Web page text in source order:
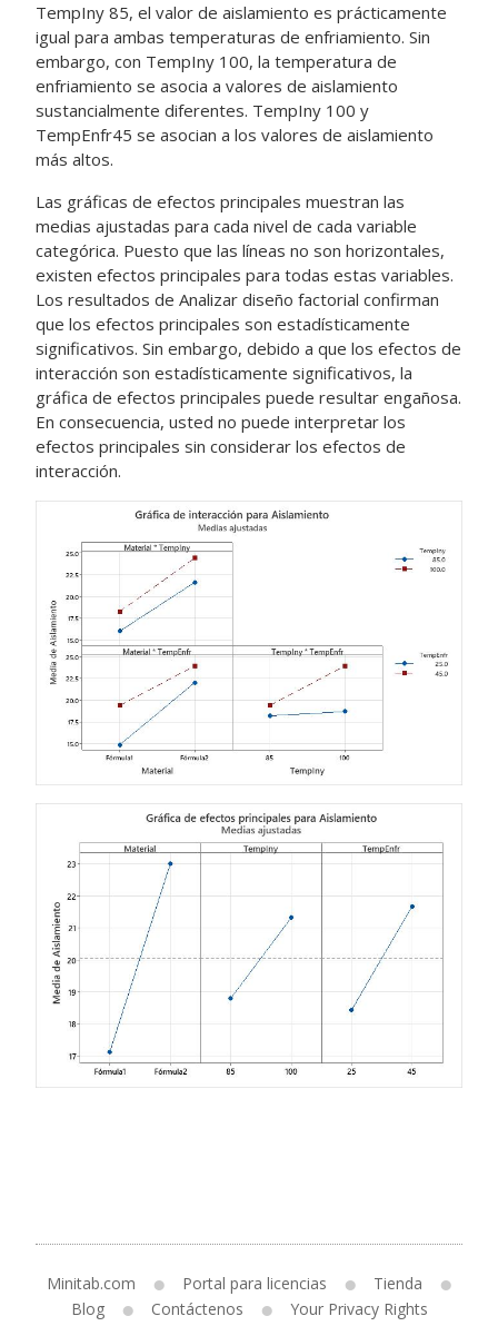
TempIny 85, el valor de aislamiento es prácticamente
igual para ambas temperaturas de enfriamiento. Sin
embargo, con TempIny 100, la temperatura de
enfriamiento se asocia a valores de aislamiento
sustancialmente diferentes. TempIny 100 y
TempEnfr45 se asocian a los valores de aislamiento
más altos.
Las gráficas de efectos principales muestran las
medias ajustadas para cada nivel de cada variable
categórica. Puesto que las líneas no son horizontales,
existen efectos principales para todas estas variables.
Los resultados de Analizar diseño factorial confirman
que los efectos principales son estadísticamente
significativos. Sin embargo, debido a que los efectos de
interacción son estadísticamente significativos, la
gráfica de efectos principales puede resultar engañosa.
En consecuencia, usted no puede interpretar los
efectos principales sin considerar los efectos de
interacción.
Minitab.com Portal para licencias
Tienda
Blog
Contáctenos Your Privacy Rights